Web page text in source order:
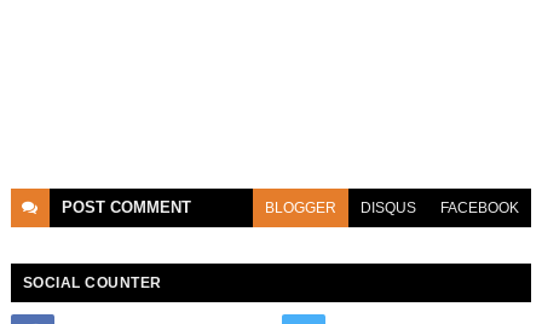
POST COMMENT BLOGGER DISQUS FACEBOOK
SOCIAL COUNTER